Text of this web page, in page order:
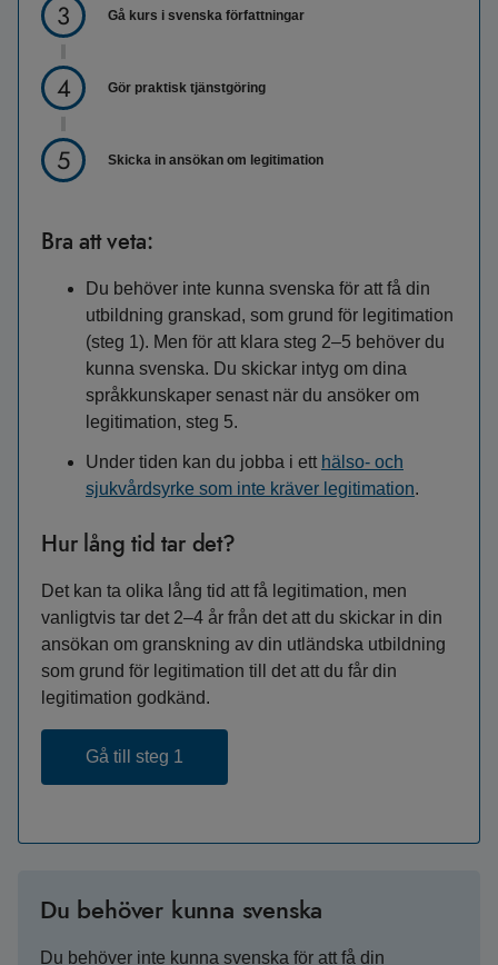
Gå kurs i svenska författningar
Gör praktisk tjänstgöring
Skicka in ansökan om legitimation
Bra att veta:
Du behöver inte kunna svenska för att få din
utbildning granskad, som grund för legitimation
(steg 1). Men för att klara steg 2–5 behöver du
kunna svenska. Du skickar intyg om dina
språkkunskaper senast när du ansöker om
legitimation, steg 5.
Under tiden kan du jobba i ett hälso- och
sjukvårdsyrke som inte kräver legitimation.
Hur lång tid tar det?
Det kan ta olika lång tid att få legitimation, men
vanligtvis tar det 2–4 år från det att du skickar in din
ansökan om granskning av din utländska utbildning
som grund för legitimation till det att du får din
legitimation godkänd.
Gå till steg 1
Du behöver kunna svenska
Du behöver inte kunna svenska för att få din